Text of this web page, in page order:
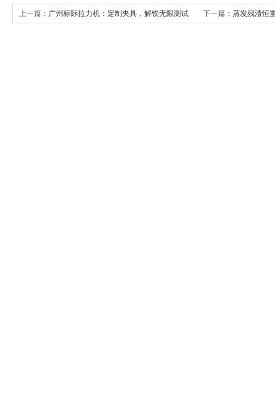
上一篇： 广州标际拉力机：定制夹具，解锁无限测试 下一篇： 蒸发残渣恒